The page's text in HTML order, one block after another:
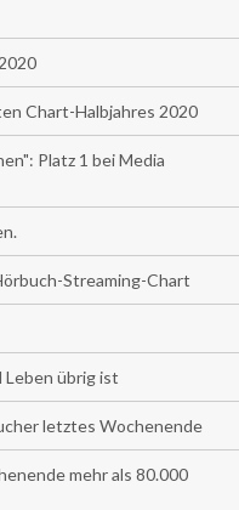
Chart-Halbjahres 2020
Platz 1 bei Media
Streaming-Chart
Leben übrig ist
letztes Wochenende
mehr als 80.000